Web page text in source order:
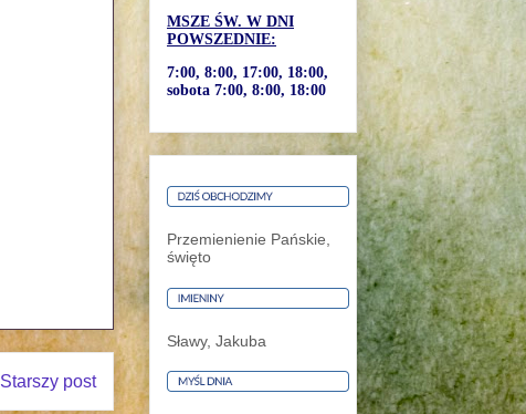
Starszy post
MSZE ŚW. W DNI
POWSZEDNIE:
7:00, 8:00, 17:00, 18:00,
sobota 7:00, 8:00, 18:00
Przemienienie Pańskie,
święto
Sławy, Jakuba